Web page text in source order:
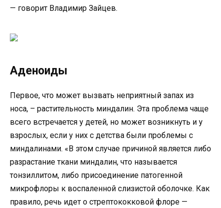
— говорит Владимир Зайцев.
Аденоиды
Первое, что может вызвать неприятный запах из
носа, – растительность миндалин. Эта проблема чаще
всего встречается у детей, но может возникнуть и у
взрослых, если у них с детства были проблемы с
миндалинами. «В этом случае причиной является либо
разрастание ткани миндалин, что называется
тонзиллитом, либо присоединение патогенной
микрофлоры к воспаленной слизистой оболочке. Как
правило, речь идет о стрептококковой флоре —